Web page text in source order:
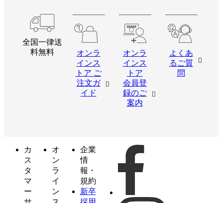
全国一律送
料無料
オンラ
インス
トア ご
注文ガ
イド
オンラ
インス
トア
会員登
録のご
案内
よくあ
るご質
問
カ
ス
タ
マ
ー
オ
ン
ラ
イ
ン
企業
情
報・
規約
新卒